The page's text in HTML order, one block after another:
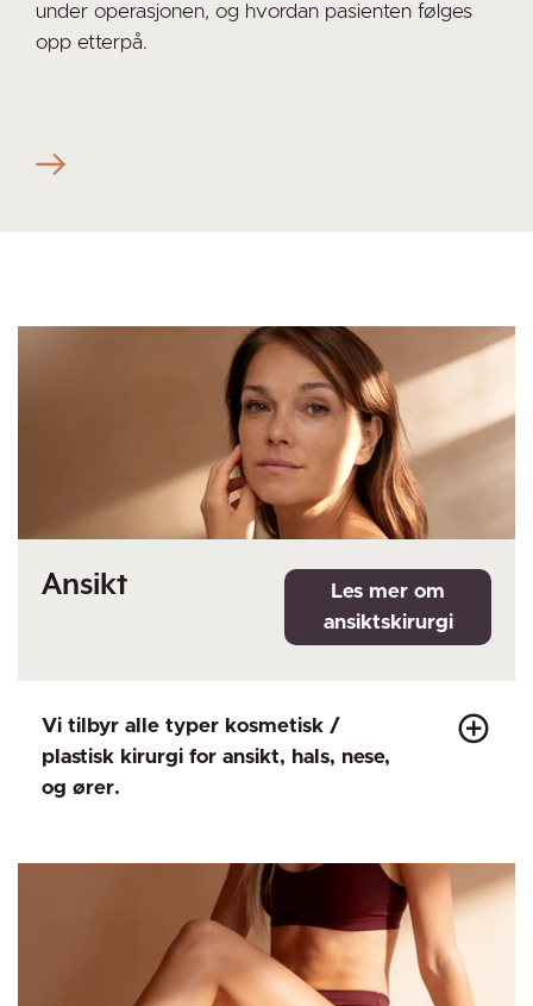
under operasjonen, og hvordan pasienten følges
opp etterpå.
Ansikt
Vi tilbyr alle typer kosmetisk /
plastisk kirurgi for ansikt, hals, nese,
og ører.